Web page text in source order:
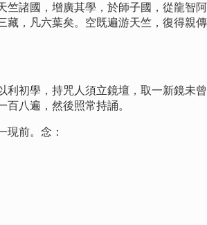
諸國，增廣其學，於師子國，從龍智
，凡六葉矣。空既遍游天竺，復得親
初學，持咒人須立鏡壇，取一新鏡未
八遍，然後照常持誦。
前。念：